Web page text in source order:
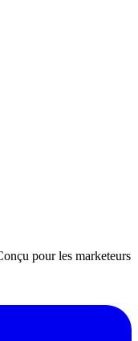
pour les marketeurs